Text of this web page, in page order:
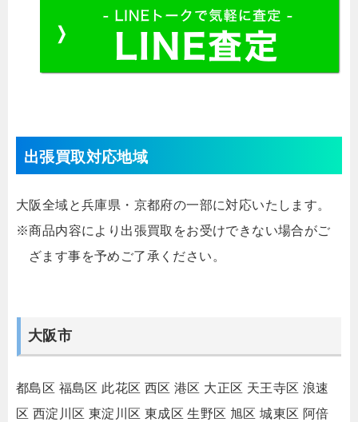
出張買取対応地域
大阪全域と兵庫県・京都府の一部に対応いたします。
※商品内容により出張買取をお受けできない場合がご
ざます事を予めご了承ください。
大阪市
都島区 福島区 此花区 西区 港区 大正区 天王寺区 浪速
区 西淀川区 東淀川区 東成区 生野区 旭区 城東区 阿倍